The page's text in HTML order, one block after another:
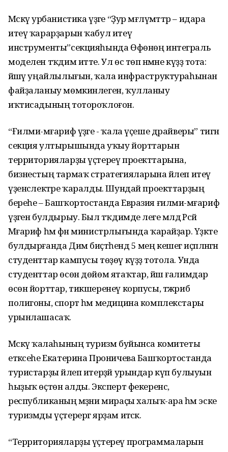
Мәскәү урбанистика үҙәге “Ҙур мәғлүмәттәр – идара
итеү ҡарарҙарын ҡабул итеү
инструменты”секцияһында Өфөнөң интеграль
моделен тәҡдим итте. Ул өс төп нәмәне күҙҙә тота:
йәшәү уңайлылығын, ҡала инфраструктураһынан
файҙаланыу мөмкинлеген, ҡулланыу
иҡтисадының тотороҡлоғон.
“Ғилми-мәғариф үҙәге - ҡала үҫеше драйверы” тигән
секция ултырышында уҡыу йорттарын
территорияларҙы үҫтереү проекттарына,
бизнестың тармаҡ стратегияларына йәлеп итеү
үҙенсәлектәре ҡаралды. Шундай проекттарҙың
береһе – Башҡортостанда Евразия ғилми-мәғариф
үҙәген булдырыу. Был тәҡдимде әлеге мәлдә Рәсәй
Мәғариф һәм фән министрлығында ҡарайҙар. Үҙәкте
булдырғанда Дим биҫтәһендә 5 мең кешегә иҫәпләнгән
студенттар кампусы төҙөү күҙҙә тотола. Унда
студенттар өсөн дөйөм ятаҡтар, йәш ғалимдар
өсөн йорттар, тикшеренеү корпусы, тәжрибә
полигоны, спорт һәм медицина комплекстары
урынлашасаҡ.
Мәскәү ҡалаһының туризм буйынса комитеты
етәксеһе Екатерина Проничева Башҡортостанда
туристарҙы йәлеп итерҙәй урындар күп булыуын
һыҙыҡ өҫтөнә алды. Эксперт фекеренсә,
республиканың мәҙәни мираҫы халыҡ-ара һәм эске
туризмды үҫтерергә ярҙам итәсәк.
“Территорияларҙы үҫтереү программаларын